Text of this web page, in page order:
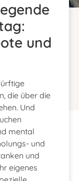
und
die über die
Und
mental
und
und
eigenes